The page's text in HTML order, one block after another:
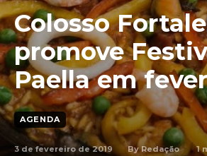
Colosso
promove
Paella em
AGENDA
3 de fevereiro de 2019 By Redação 1